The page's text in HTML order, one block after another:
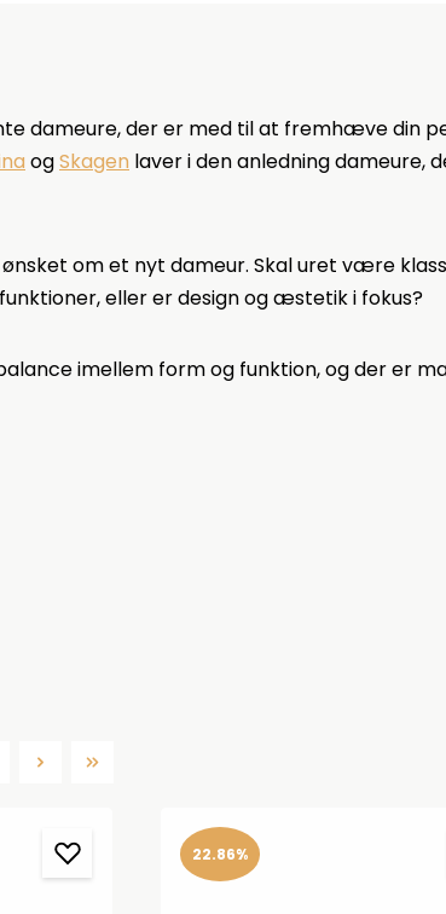
dameure, der er med til at fremhæve din
ogSkagen laver i den anledning dameure,
om et nyt dameur. Skal uret være
eller er design og æstetik i fokus?
imellem form og funktion, og der er
22.86%